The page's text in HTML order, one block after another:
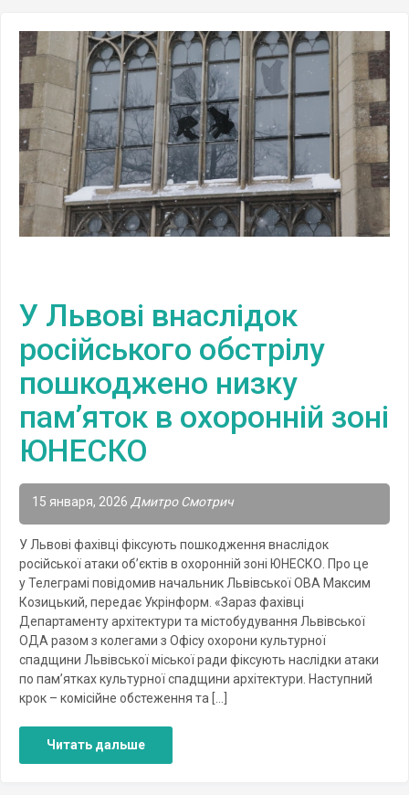
У Львові внаслідок
російського обстрілу
пошкоджено низку
пам’яток в охоронній зоні
ЮНЕСКО
15 января, 2026 Дмитро Смотрич
У Львові фахівці фіксують пошкодження внаслідок
російської атаки об’єктів в охоронній зоні ЮНЕСКО. Про це
у Телеграмі повідомив начальник Львівської ОВА Максим
Козицький, передає Укрінформ. «Зараз фахівці
Департаменту архітектури та містобудування Львівської
ОДА разом з колегами з Офісу охорони культурної
спадщини Львівської міської ради фіксують наслідки атаки
по пам’ятках культурної спадщини архітектури. Наступний
крок – комісійне обстеження та […]
Читать дальше